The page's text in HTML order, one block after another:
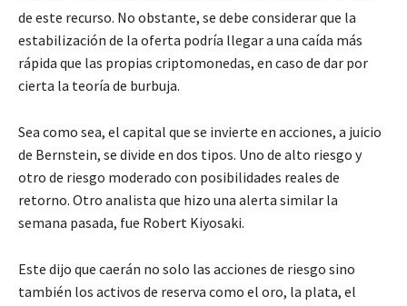
de este recurso. No obstante, se debe considerar que la
estabilización de la oferta podría llegar a una caída más
rápida que las propias criptomonedas, en caso de dar por
cierta la teoría de burbuja.
Sea como sea, el capital que se invierte en acciones, a juicio
de Bernstein, se divide en dos tipos. Uno de alto riesgo y
otro de riesgo moderado con posibilidades reales de
retorno. Otro analista que hizo una alerta similar la
semana pasada, fue Robert Kiyosaki.
Este dijo que caerán no solo las acciones de riesgo sino
también los activos de reserva como el oro, la plata, el